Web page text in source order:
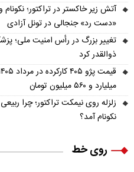
آتش زیر خاکستر در تراکتور؛
«دست رد» جنجالی در تونل آزادی
تغییر بزرگ در رأس امنیت ملی؛
ذوالقدر کرد
میلیارد و ۵۶۰ میلیون تومان
نکونام آمد؟
روی خط